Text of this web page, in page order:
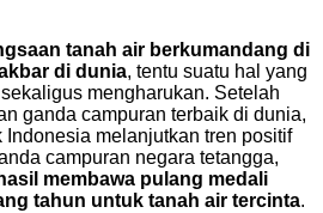
tanah air berkumandang di
di dunia, tentu suatu hal yang
mengharukan. Setelah
ganda campuran terbaik di dunia,
melanjutkan tren positif
campuran negara tetangga,
membawa pulang medali
tahun untuk tanah air tercinta.